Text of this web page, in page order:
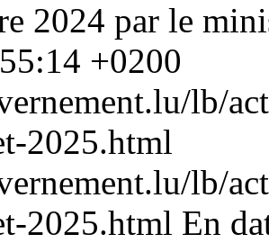
2024 par le
+0200
lb/
2025.html
lb/
2025.html En